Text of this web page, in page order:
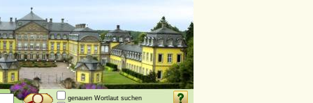
genauen Wortlaut suchen